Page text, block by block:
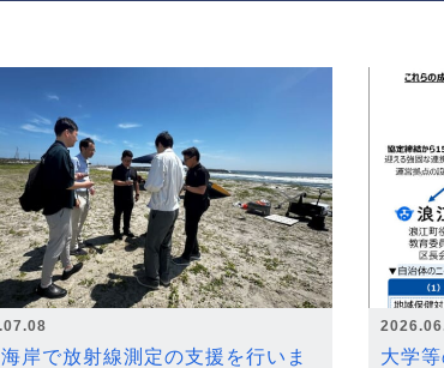
岸で放射線測定の支援を行いま
大学